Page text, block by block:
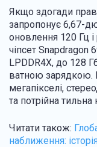
Якщо здогади
запропонує 6,67-
оновлення 120 Гц
чіпсет Snapdragon
LPDDR4X, до 128
ватною зарядкою.
мегапікселі,
та потрійна
Читати також:
наближення: